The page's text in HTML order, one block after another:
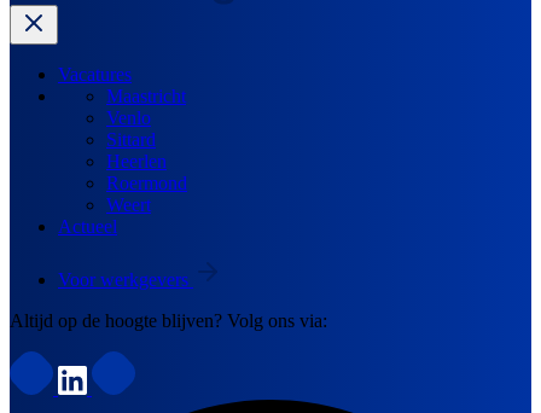
Vacatures
Maastricht
Venlo
Sittard
Heerlen
Roermond
Weert
Actueel
Voor werkgevers
Altijd op de hoogte blijven? Volg ons via: